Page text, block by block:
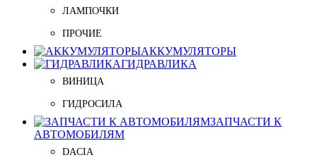
ЛАМПОЧКИ
ПРОЧИЕ
АККУМУЛЯТОРЫ
ГИДРАВЛИКА
ВИНИЦА
ГИДРОСИЛА
ЗАПЧАСТИ К
АВТОМОБИЛЯМ
DACIA